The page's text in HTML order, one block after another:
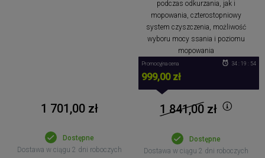
1 701,00 zł
Dostępne
Dostawa w ciągu 2 dni roboczych
podczas odkurzania, jak i
mopowania, czterostopniowy
system czyszczenia, możliwość
wyboru mocy ssania i poziomu
mopowania
Promocyjna cena
999,00 zł
34 : 19 : 53
1 841,00zł
Dostępne
Dostawa w ciągu 2 dni roboczych